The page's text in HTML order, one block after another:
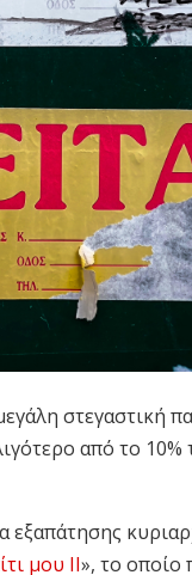
στεγαστική
από το
μου ΙΙ», το οποίο